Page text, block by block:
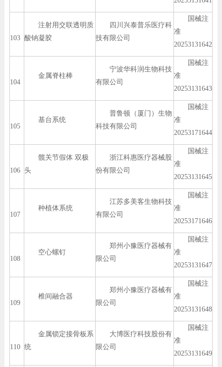
103
注射用交联透明质
酸钠凝胶
四川兴泰普乐医疗科
技有限公司
国械注
准
20253131642
104
金属脊柱棒
宁波华科润生物科技
有限公司
国械注
准
20253131643
105
基台系统
普鲁顿（厦门）生物
科技有限公司
国械注
准
20253171644
106
髋关节假体 双极
头
浙江科惠医疗器械股
份有限公司
国械注
准
20253131645
107
种植体系统
江苏多美客生物科技
有限公司
国械注
准
20253171646
108
空心螺钉
郑州小豫医疗器械有
限公司
国械注
准
20253131647
109
椎间融合器
郑州小豫医疗器械有
限公司
国械注
准
20253131648
110
金属锁定接骨板系
统
大博医疗科技股份有
限公司
国械注
准
20253131649